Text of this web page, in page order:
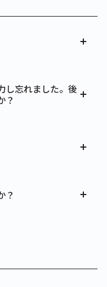
し忘れました。後
？
？